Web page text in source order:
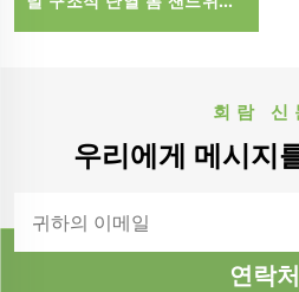
패널
회람 신
우리에게 메시지
연락처